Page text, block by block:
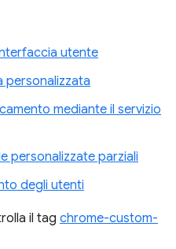
utente
personalizzata
mediante il servizio
personalizzate parziali
degli utenti
il tag chrome-custom-